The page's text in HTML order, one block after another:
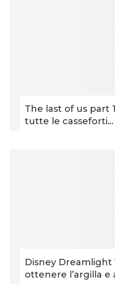
The last of us part
tutte le casseforti...
Disney Dreamlight
ottenere l’argilla e